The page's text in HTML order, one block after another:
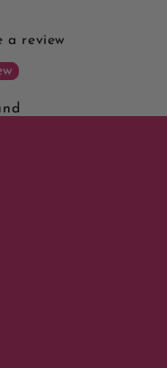
a review